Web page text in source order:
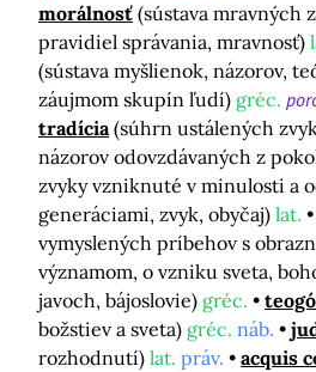
morálnosť (sústava mravných
pravidiel správania, mravnosť)
(sústava myšlienok, názorov,
záujmom skupín ľudí) gréc.
tradícia (súhrn ustálených
názorov odovzdávaných z
zvyky vzniknuté v minulosti a
generáciami, zvyk, obyčaj) lat.
vymyslených príbehov s
významom, o vzniku sveta,
javoch, bájoslovie) gréc.
božstiev a sveta) gréc. náb.
rozhodnutí) lat. práv. acquis